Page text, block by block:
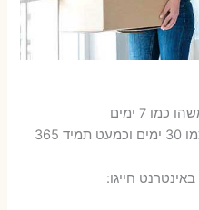
7 ימים
ולחלופין זמן לא מועט, משהו כמו 30 ימים וכמעט תמיד 365
חייגו: